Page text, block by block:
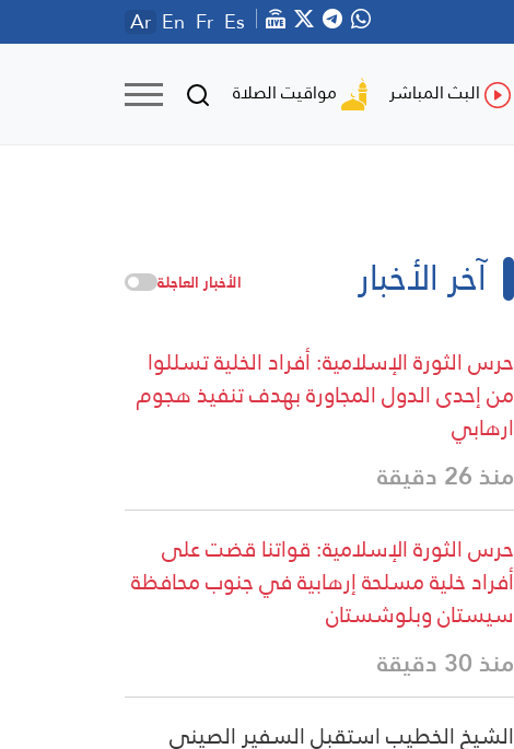
Ar En Fr Es
البث المباشر مواقيت الصلاة
آخر الأخبار الأخبار العاجلة
حرس الثورة الإسلامية: أفراد الخلية تسللوا
من إحدى الدول المجاورة بهدف تنفيذ هجوم
ارهابي
منذ 26 دقيقة
حرس الثورة الإسلامية: قواتنا قضت على
أفراد خلية مسلحة إرهابية في جنوب محافظة
سيستان وبلوشستان
منذ 30 دقيقة
الشيخ الخطيب استقبل السفير الصيني